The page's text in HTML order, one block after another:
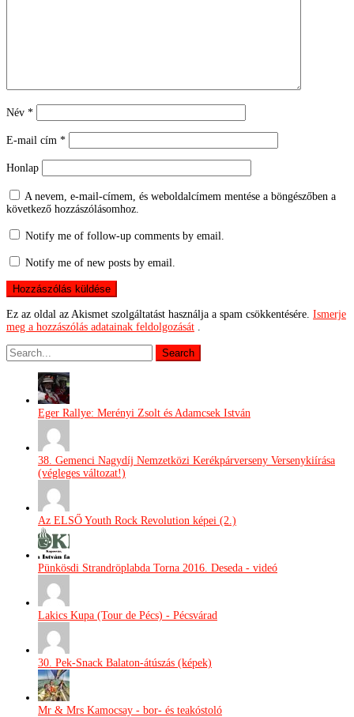
Név *
E-mail cím *
Honlap
A nevem, e-mail-címem, és weboldalcímem mentése a böngészőben a
következő hozzászólásomhoz.
Notify me of follow-up comments by email.
Notify me of new posts by email.
Ez az oldal az Akismet szolgáltatást használja a spam csökkentésére. Ismerje
meg a hozzászólás adatainak feldolgozását .
Eger Rallye: Merényi Zsolt és Adamcsek István
38. Gemenci Nagydíj Nemzetközi Kerékpárverseny Versenykiírása
(végleges változat!)
Az ELSŐ Youth Rock Revolution képei (2.)
Pünkösdi Strandröplabda Torna 2016. Deseda - videó
Lakics Kupa (Tour de Pécs) - Pécsvárad
30. Pek-Snack Balaton-átúszás (képek)
Mr & Mrs Kamocsay - bor- és teakóstoló